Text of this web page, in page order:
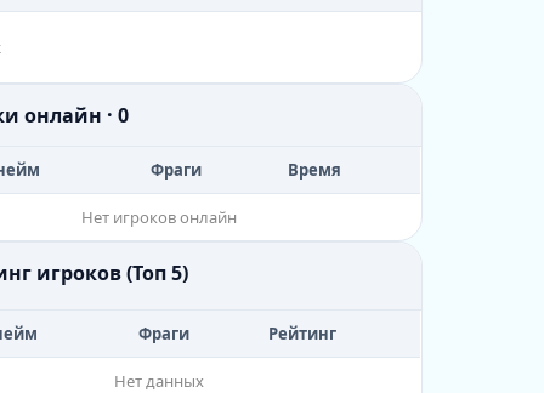
онлайн · 0
Фраги Время
Нет игроков онлайн
игроков (Топ 5)
Фраги Рейтинг
Нет данных